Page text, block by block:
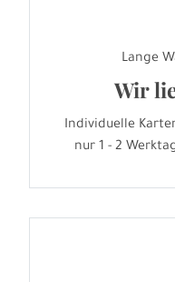
Lange
Wir
Individuelle
nur 1 - 2